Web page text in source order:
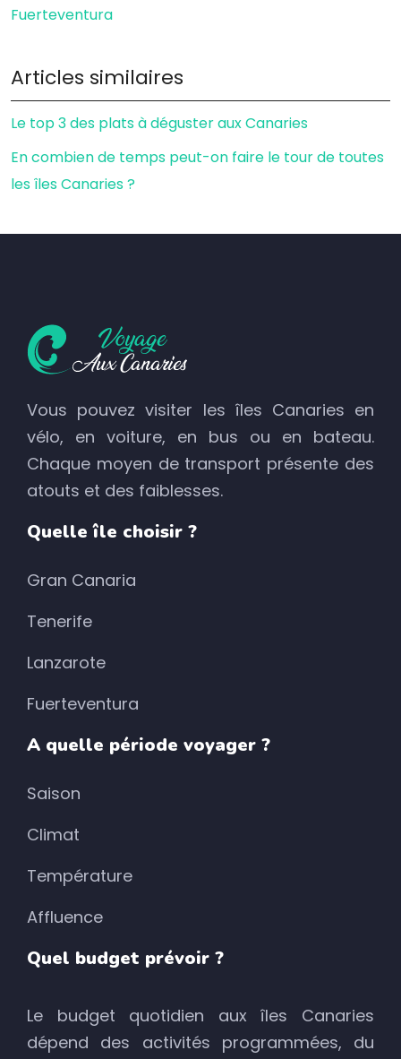
Fuerteventura
Articles similaires
Le top 3 des plats à déguster aux Canaries
En combien de temps peut-on faire le tour de toutes
les îles Canaries ?
Vous pouvez visiter les îles Canaries en
vélo, en voiture, en bus ou en bateau.
Chaque moyen de transport présente des
atouts et des faiblesses.
Quelle île choisir ?
Gran Canaria
Tenerife
Lanzarote
Fuerteventura
A quelle période voyager ?
Saison
Climat
Température
Affluence
Quel budget prévoir ?
Le budget quotidien aux îles Canaries
dépend des activités programmées, du